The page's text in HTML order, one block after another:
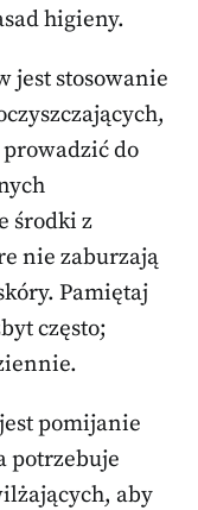
higieny.
jest stosowanie
do
środki z
nie zaburzają
Pamiętaj
często;
pomijanie
potrzebuje
aby